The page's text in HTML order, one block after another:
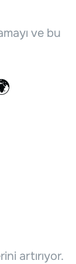
ve bu
artırıyor.